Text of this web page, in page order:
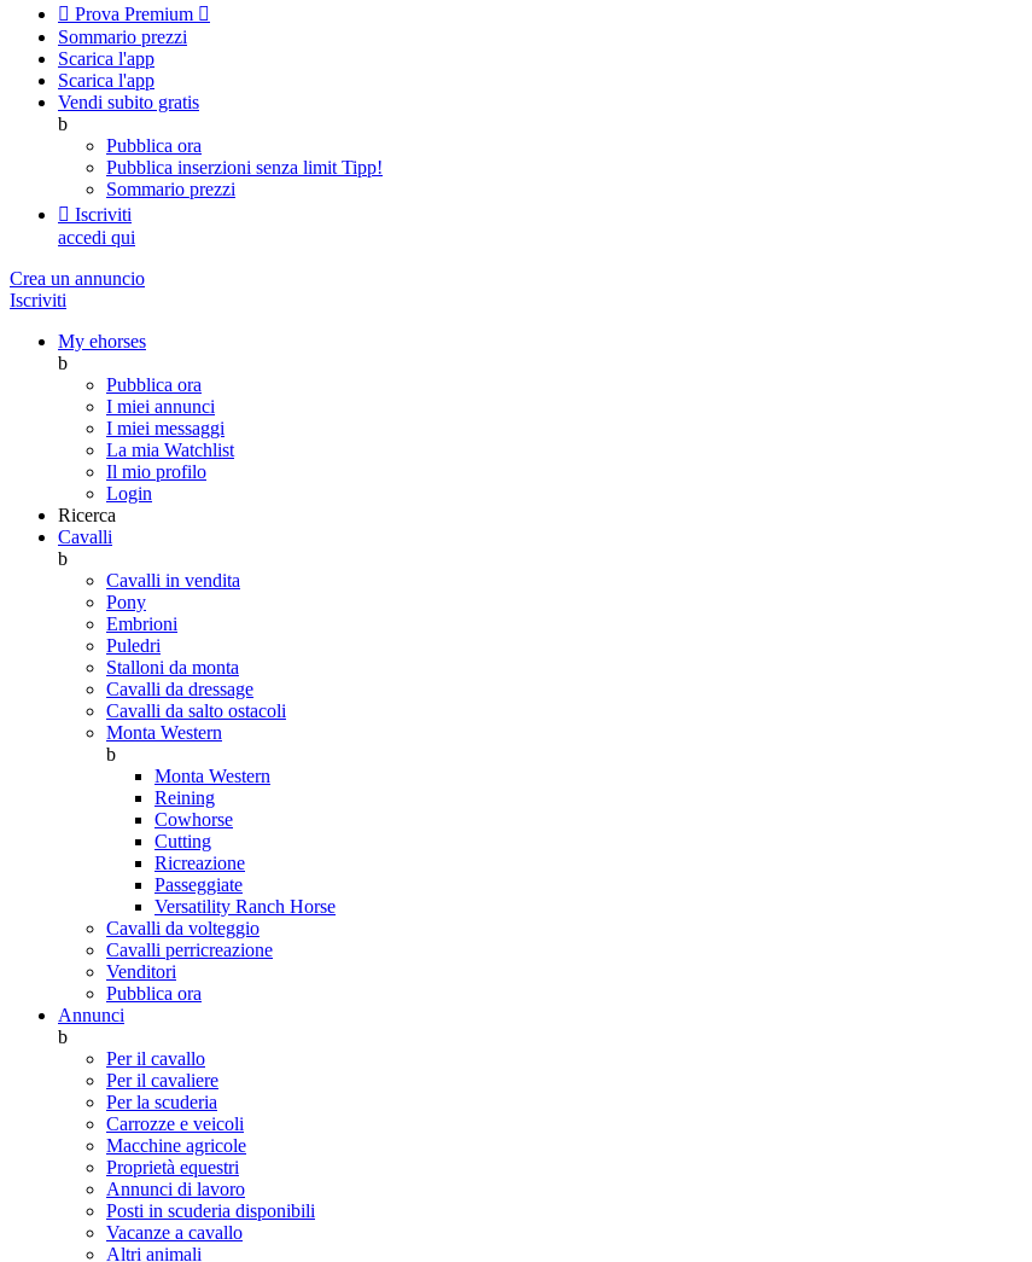
 Prova Premium 
Sommario prezzi
Scarica l'app
Scarica l'app
Vendi subito gratis
b
Pubblica ora
Pubblica inserzioni senza limit Tipp!
Sommario prezzi
 Iscriviti
accedi qui
Crea un annuncio
Iscriviti
My ehorses
b
Pubblica ora
I miei annunci
I miei messaggi
La mia Watchlist
Il mio profilo
Login
Ricerca
Cavalli
b
Cavalli in vendita
Pony
Embrioni
Puledri
Stalloni da monta
Cavalli da dressage
Cavalli da salto ostacoli
Monta Western
b
Monta Western
Reining
Cowhorse
Cutting
Ricreazione
Passeggiate
Versatility Ranch Horse
Cavalli da volteggio
Cavalli perricreazione
Venditori
Pubblica ora
Annunci
b
Per il cavallo
Per il cavaliere
Per la scuderia
Carrozze e veicoli
Macchine agricole
Proprietà equestri
Annunci di lavoro
Posti in scuderia disponibili
Vacanze a cavallo
Altri animali